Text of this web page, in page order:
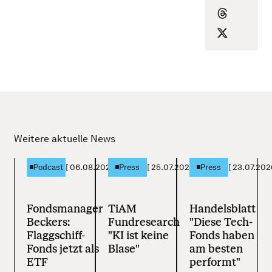
Weitere aktuelle News
Podcast [06.08.2026]
Fondsmanager
Beckers:
Flaggschiff-
Fonds jetzt als
ETF
Press [25.07.2026 ]
TiAM
Fundresearch
"KI ist keine
Blase"
Press [
Handelsblatt
"Diese Tech-
Fonds haben
am besten
performt"